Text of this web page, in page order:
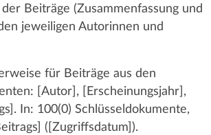
Beiträge (Zusammenfassung und
jeweiligen Autorinnen und
für Beiträge aus den
[Autor], [Erscheinungsjahr],
In: 100(0) Schlüsseldokumente,
([Zugriffsdatum]).